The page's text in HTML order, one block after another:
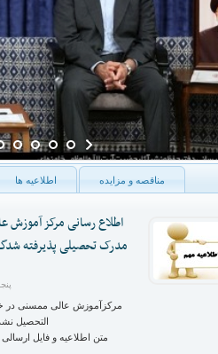
اطلاعیه ها مناقصه و مزایده
اطلاع رسانی مرکز
مدرک تحصیلی پذیرفته
مرکزآموزش عالی ممسنی در
التحصیل
متن اطلاعیه و فایل